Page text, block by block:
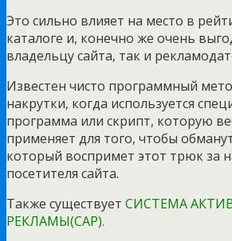
Это сильно влияет на место в
каталоге и, конечно же очень
владельцу сайта, так и
Известен чисто программный
накрутки, когда используется
программа или скрипт, которую
применяет для того, чтобы
который воспримет этот трюк за
посетителя сайта.
Также существует СИСТЕМА
РЕКЛАМЫ(САР).